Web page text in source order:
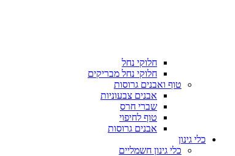
חלוקי נחל
חלוקי נחל מבריקים
טוף ואבנים גרוסות
אבנים צבעוניות
שברי חרס
טוף לחיפוי
אבנים גרוסות
כלי גינון
כלי גינון חשמליים